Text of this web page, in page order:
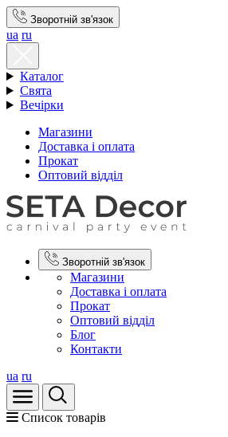
Зворотній зв'язок
ua ru
Каталог
Свята
Вечірки
Магазини
Доставка і оплата
Прокат
Оптовий відділ
Зворотній зв'язок
Магазини
Доставка і оплата
Прокат
Оптовий відділ
Блог
Контакти
ua ru
Список товарів